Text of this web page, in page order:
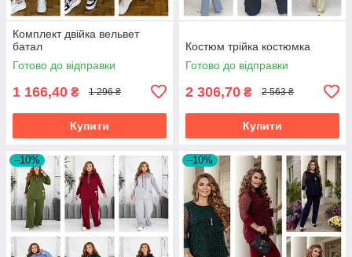
Комплект двійка вельвет
батал
Готово до відправки
1 166,40 ₴ 1 296 ₴
Купити
Костюм трійка костюмка
Готово до відправки
2 306,70 ₴ 2 563 ₴
Купити
–10% –10%